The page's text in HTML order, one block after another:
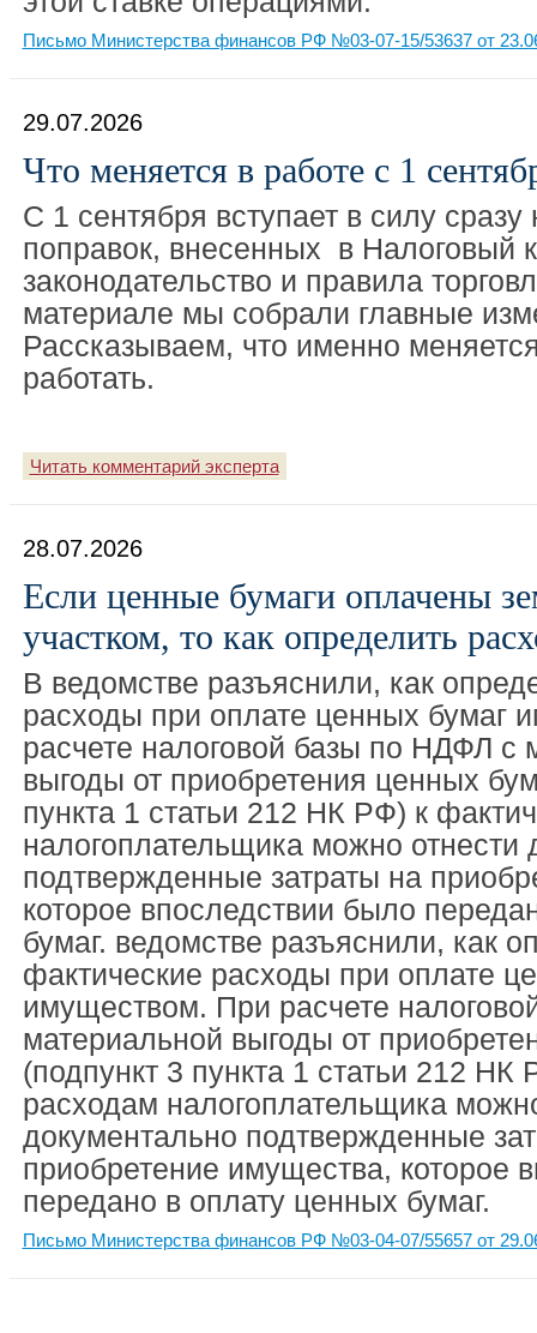
Письмо Министерства финансов РФ №03-07-15/53637 от
29.07.2026
Что меняется в работе с 1
С 1 сентября вступает в силу
поправок, внесенных в Налоговый
законодательство и правила
материале мы собрали главные
Рассказываем, что именно
работать.
Читать комментарий эксперта
28.07.2026
Если ценные бумаги оплачены
участком, то как определить
В ведомстве разъяснили, как
расходы при оплате ценных бумаг
расчете налоговой базы по НДФЛ с
выгоды от приобретения ценных
пункта 1 статьи 212 НК РФ) к
налогоплательщика можно отнести
подтвержденные затраты на
которое впоследствии было
бумаг. ведомстве разъяснили, как
фактические расходы при оплате
имуществом. При расчете
материальной выгоды от
(подпункт 3 пункта 1 статьи 212 НК
расходам налогоплательщика
документально подтвержденные
приобретение имущества, которое
передано в оплату ценных бумаг.
Письмо Министерства финансов РФ №03-04-07/55657 от